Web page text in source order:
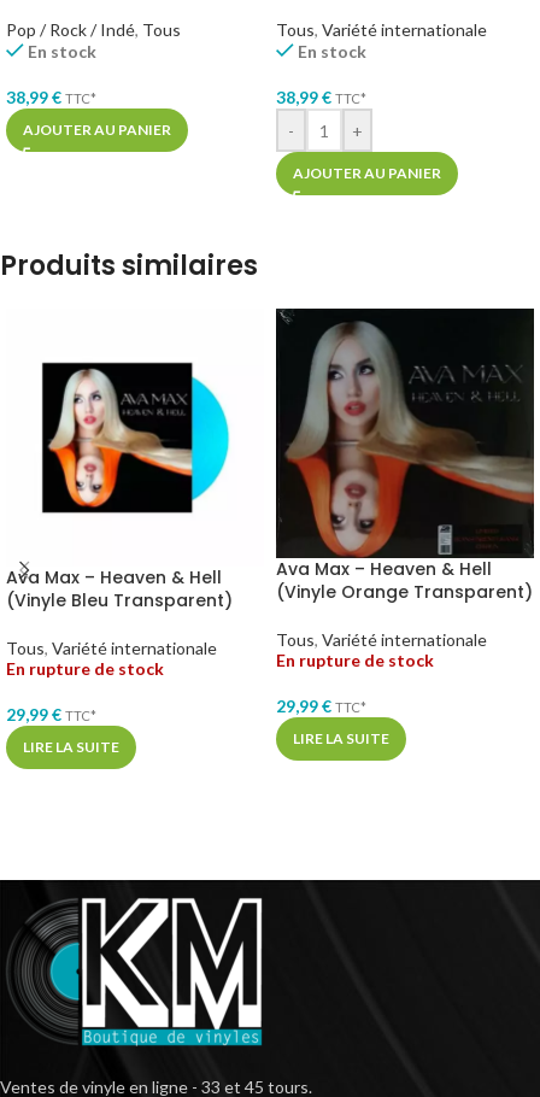
Pop / Rock / Indé, Tous
En stock
38,99€ TTC*
AJOUTER AU PANIER
Tous, Variété internationale
En stock
38,99€ TTC*
- +
AJOUTER AU PANIER
Produits similaires
Ava Max – Heaven & Hell
(Vinyle Bleu Transparent)
Tous, Variété internationale
En rupture de stock
29,99€ TTC*
LIRE LA SUITE
Ava Max – Heaven & Hell
(Vinyle Orange Transparent)
Tous, Variété internationale
En rupture de stock
29,99€ TTC*
LIRE LA SUITE
Ventes de vinyle en ligne - 33 et 45 tours.